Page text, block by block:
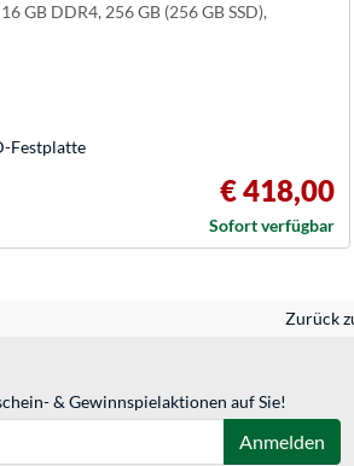
GB DDR4, 256 GB (256 GB SSD),
Festplatte
€ 418,00
Sofort verfügbar
Zurück
& Gewinnspielaktionen auf Sie!
Anmelden